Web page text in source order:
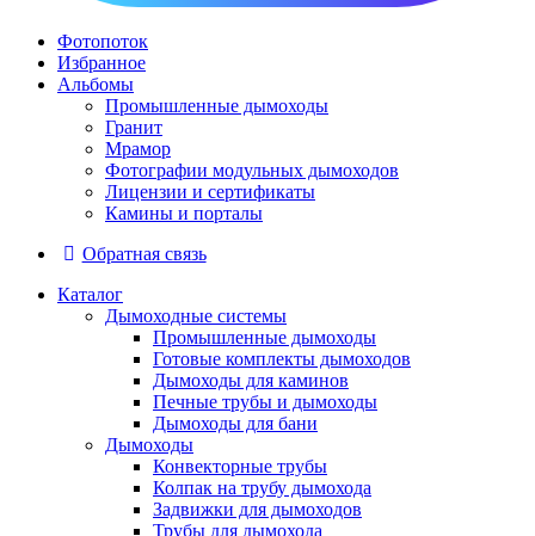
Фотопоток
Избранное
Альбомы
Промышленные дымоходы
Гранит
Мрамор
Фотографии модульных дымоходов
Лицензии и сертификаты
Камины и порталы
Обратная связь
Каталог
Дымоходные системы
Промышленные дымоходы
Готовые комплекты дымоходов
Дымоходы для каминов
Печные трубы и дымоходы
Дымоходы для бани
Дымоходы
Конвекторные трубы
Колпак на трубу дымохода
Задвижки для дымоходов
Трубы для дымохода